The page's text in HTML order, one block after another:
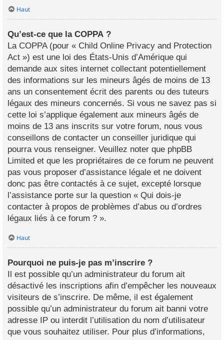
Haut
Qu’est-ce que la COPPA ?
La COPPA (pour « Child Online Privacy and Protection
Act ») est une loi des États-Unis d’Amérique qui
demande aux sites internet collectant potentiellement
des informations sur les mineurs âgés de moins de 13
ans un consentement écrit des parents ou des tuteurs
légaux des mineurs concernés. Si vous ne savez pas si
cette loi s’applique également aux mineurs âgés de
moins de 13 ans inscrits sur votre forum, nous vous
conseillons de contacter un conseiller juridique qui
pourra vous renseigner. Veuillez noter que phpBB
Limited et que les propriétaires de ce forum ne peuvent
pas vous proposer d’assistance légale et ne doivent
donc pas être contactés à ce sujet, excepté lorsque
l’assistance porte sur la question « Qui dois-je
contacter à propos de problèmes d’abus ou d’ordres
légaux liés à ce forum ? ».
Haut
Pourquoi ne puis-je pas m’inscrire ?
Il est possible qu’un administrateur du forum ait
désactivé les inscriptions afin d’empêcher les nouveaux
visiteurs de s’inscrire. De même, il est également
possible qu’un administrateur du forum ait banni votre
adresse IP ou interdit l’utilisation du nom d’utilisateur
que vous souhaitez utiliser. Pour plus d’informations,